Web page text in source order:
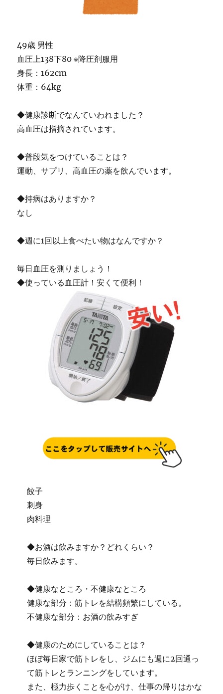
49歳 男性
血圧上138下80 ※降圧剤服用
身長：162cm
体重：64kg
◆健康診断でなんていわれました？
高血圧は指摘されています。
◆普段気をつけていることは？
運動、サプリ、高血圧の薬を飲んでいます。
◆持病はありますか？
なし
◆週に1回以上食べたい物はなんですか？
毎日血圧を測りましょう！
◆使っている血圧計！安くて便利！
餃子
刺身
肉料理
◆お酒は飲みますか？どれくらい？
毎日飲みます。
◆健康なところ・不健康なところ
健康な部分：筋トレを結構頻繁にしている。
不健康な部分：お酒の飲みすぎ
◆健康のためにしていることは？
ほぼ毎日家で筋トレをし、ジムにも週に2回通っ
て筋トレとランニングをしています。
また、極力歩くことを心がけ、仕事の帰りはかな